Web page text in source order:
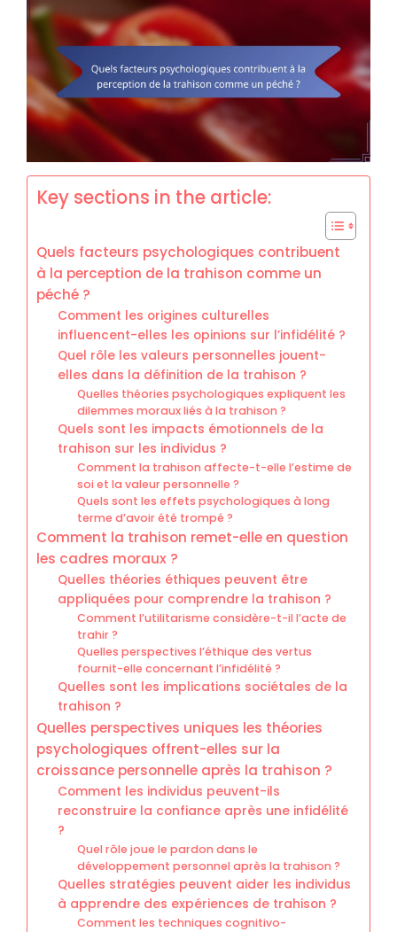
Key sections in the article:
Quels facteurs psychologiques contribuent
à la perception de la trahison comme un
péché ?
Comment les origines culturelles
influencent-elles les opinions sur l’infidélité ?
Quel rôle les valeurs personnelles jouent-
elles dans la définition de la trahison ?
Quelles théories psychologiques expliquent les
dilemmes moraux liés à la trahison ?
Quels sont les impacts émotionnels de la
trahison sur les individus ?
Comment la trahison affecte-t-elle l’estime de
soi et la valeur personnelle ?
Quels sont les effets psychologiques à long
terme d’avoir été trompé ?
Comment la trahison remet-elle en question
les cadres moraux ?
Quelles théories éthiques peuvent être
appliquées pour comprendre la trahison ?
Comment l’utilitarisme considère-t-il l’acte de
trahir ?
Quelles perspectives l’éthique des vertus
fournit-elle concernant l’infidélité ?
Quelles sont les implications sociétales de la
trahison ?
Quelles perspectives uniques les théories
psychologiques offrent-elles sur la
croissance personnelle après la trahison ?
Comment les individus peuvent-ils
reconstruire la confiance après une infidélité
?
Quel rôle joue le pardon dans le
développement personnel après la trahison ?
Quelles stratégies peuvent aider les individus
à apprendre des expériences de trahison ?
Comment les techniques cognitivo-